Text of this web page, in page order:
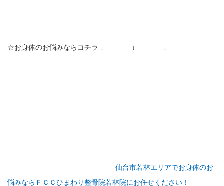
☆お身体のお悩みならコチラ ↓ ↓ ↓
仙台市若林エリアでお身体のお
悩みならＦＣＣひまわり整骨院若林院にお任せください！